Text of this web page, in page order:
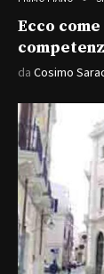
Ecco
da Cosimo